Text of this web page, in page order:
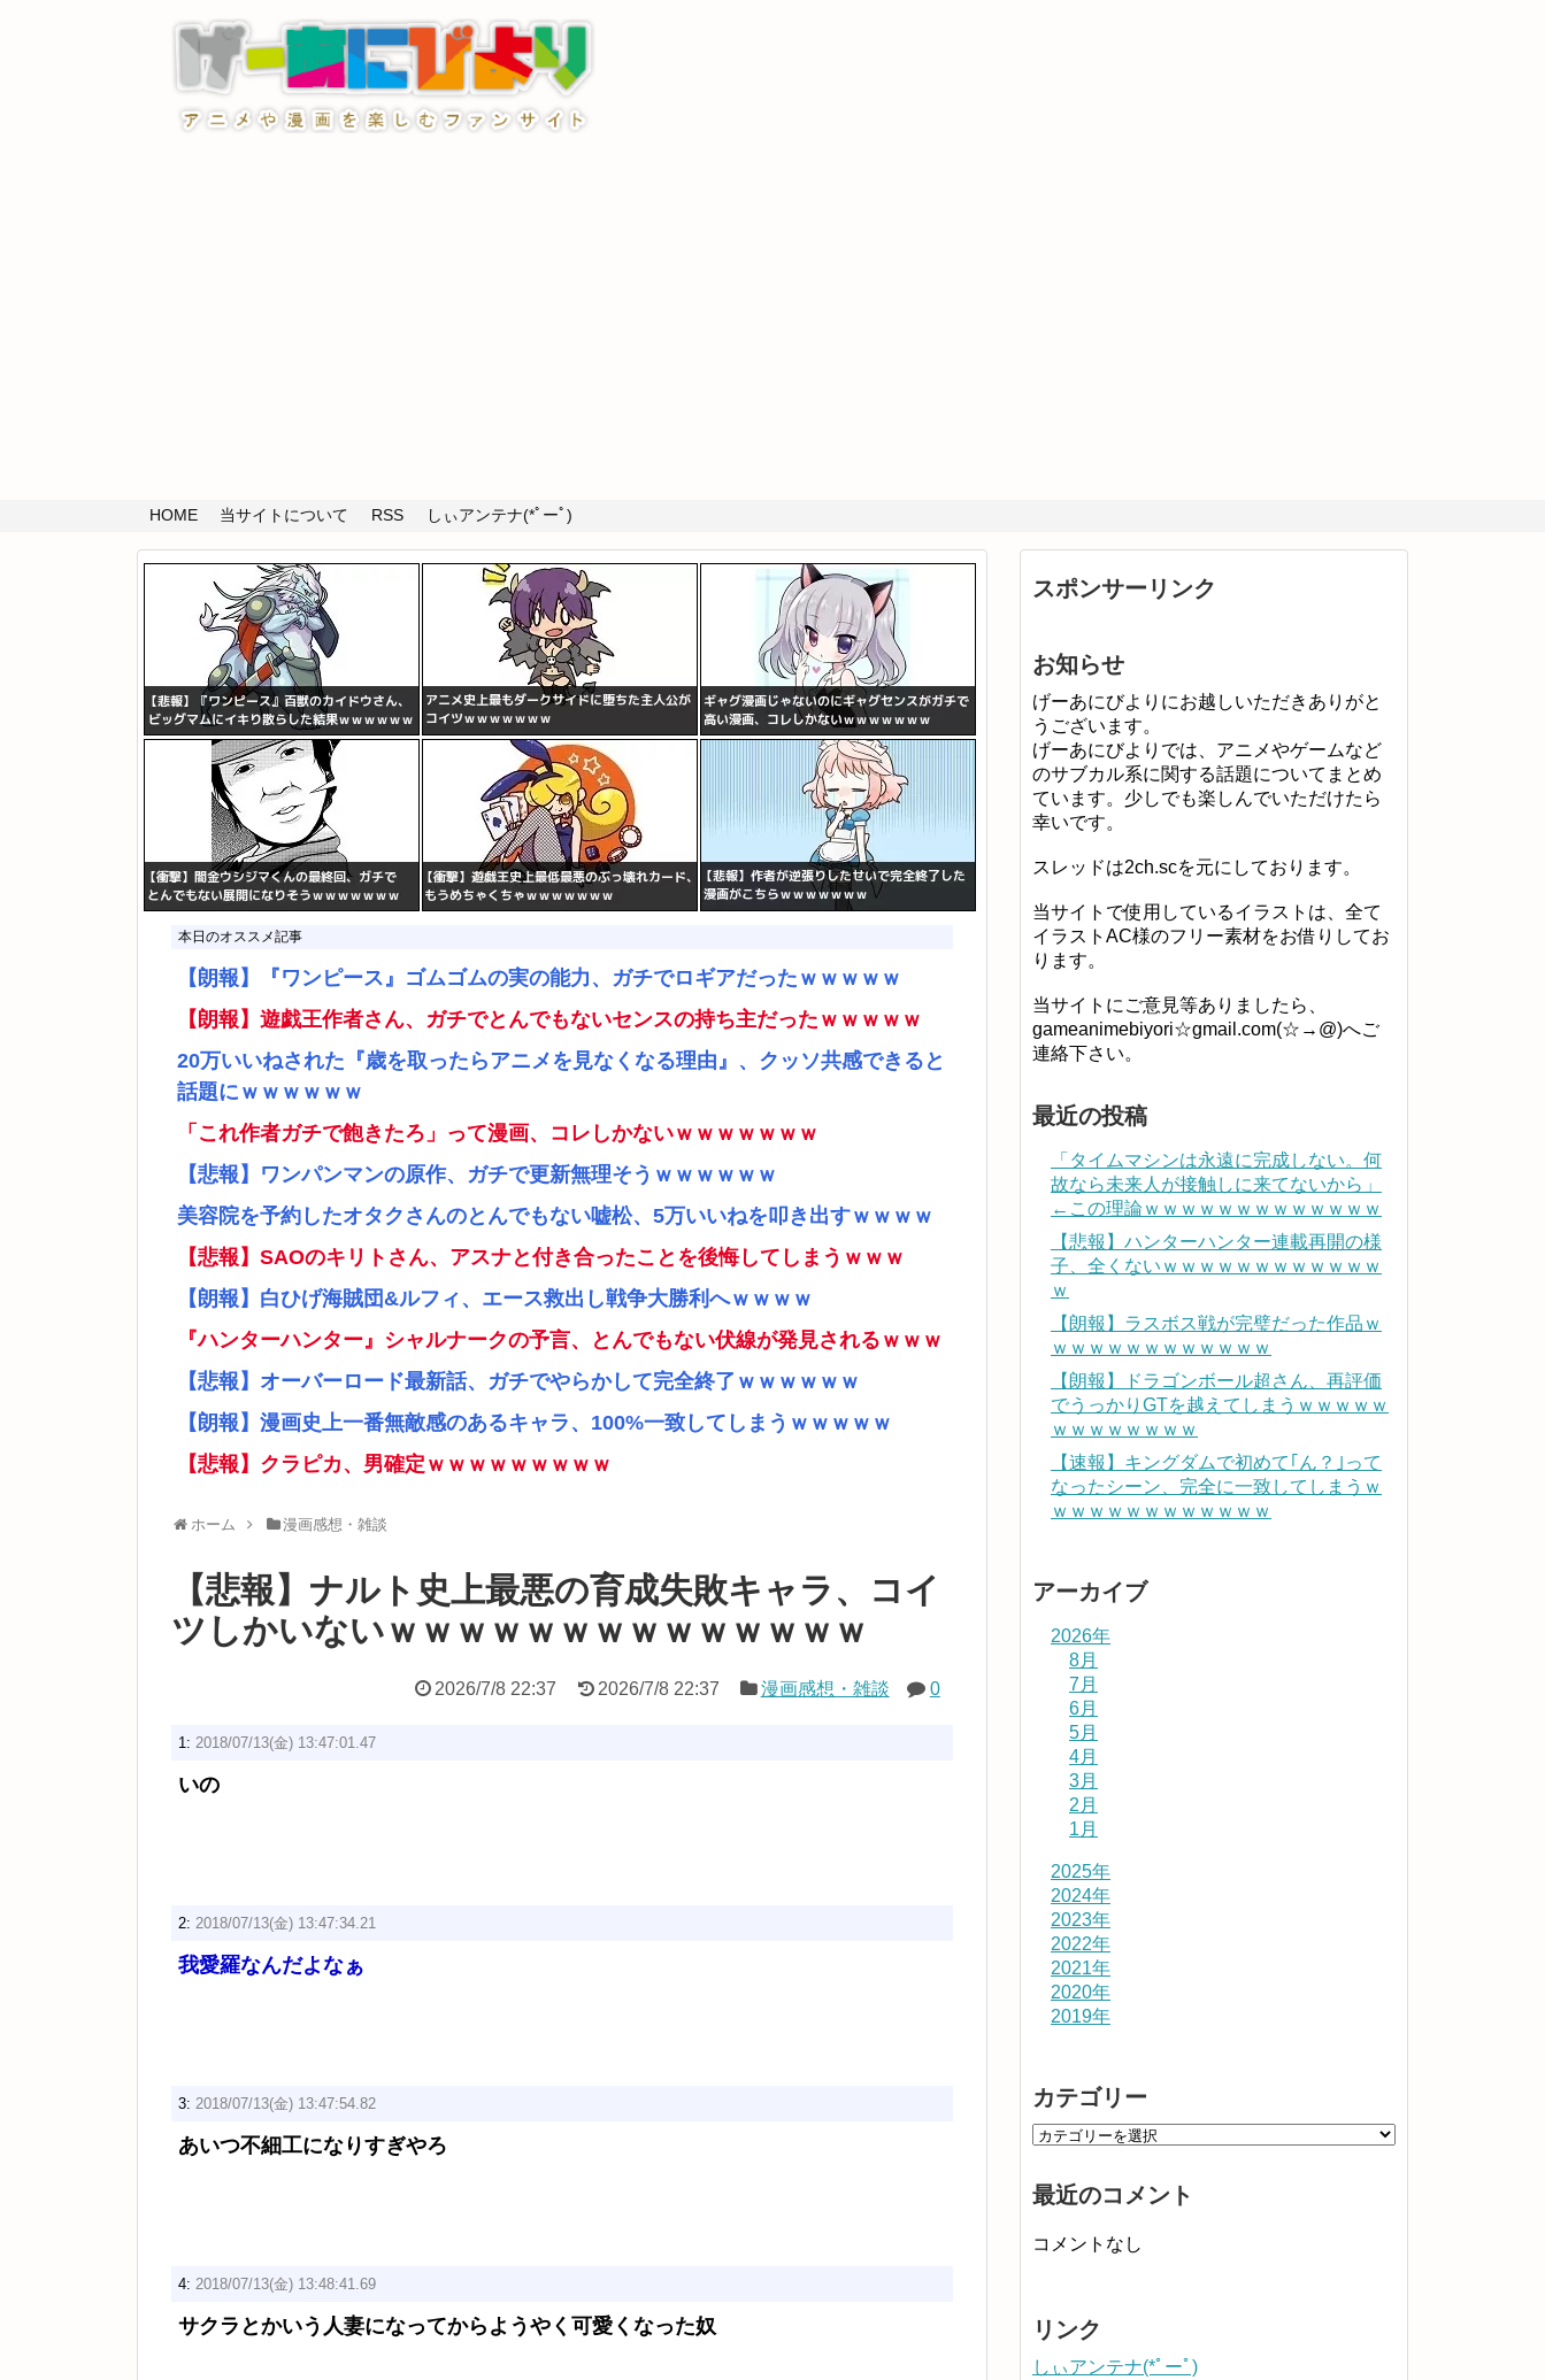
HOME 当サイトについて RSS しぃアンテナ(*ﾟーﾟ)
本日のオススメ記事
【朗報】『ワンピース』ゴムゴムの実の能力、ガチでロギアだったｗｗｗｗｗ
【朗報】遊戯王作者さん、ガチでとんでもないセンスの持ち主だったｗｗｗｗｗ
20万いいねされた『歳を取ったらアニメを見なくなる理由』、クッソ共感できると
話題にｗｗｗｗｗｗ
「これ作者ガチで飽きたろ」って漫画、コレしかないｗｗｗｗｗｗｗ
【悲報】ワンパンマンの原作、ガチで更新無理そうｗｗｗｗｗｗ
美容院を予約したオタクさんのとんでもない嘘松、5万いいねを叩き出すｗｗｗｗ
【悲報】SAOのキリトさん、アスナと付き合ったことを後悔してしまうｗｗｗ
【朗報】白ひげ海賊団&ルフィ、エース救出し戦争大勝利へｗｗｗｗ
『ハンターハンター』シャルナークの予言、とんでもない伏線が発見されるｗｗｗ
【悲報】オーバーロード最新話、ガチでやらかして完全終了ｗｗｗｗｗｗ
【朗報】漫画史上一番無敵感のあるキャラ、100%一致してしまうｗｗｗｗｗ
【悲報】クラピカ、男確定ｗｗｗｗｗｗｗｗｗ
ホーム 漫画感想・雑談
【悲報】ナルト史上最悪の育成失敗キャラ、コイ
ツしかいないｗｗｗｗｗｗｗｗｗｗｗｗｗｗ
2026/7/8 22:37 2026/7/8 22:37 漫画感想・雑談 0
1: 2018/07/13(金) 13:47:01.47
いの
2: 2018/07/13(金) 13:47:34.21
我愛羅なんだよなぁ
3: 2018/07/13(金) 13:47:54.82
あいつ不細工になりすぎやろ
4: 2018/07/13(金) 13:48:41.69
サクラとかいう人妻になってからようやく可愛くなった奴
スポンサーリンク
お知らせ
げーあにびよりにお越しいただきありがと
うございます。
げーあにびよりでは、アニメやゲームなど
のサブカル系に関する話題についてまとめ
ています。少しでも楽しんでいただけたら
幸いです。
スレッドは2ch.scを元にしております。
当サイトで使用しているイラストは、全て
イラストAC様のフリー素材をお借りしてお
ります。
当サイトにご意見等ありましたら、
gameanimebiyori☆gmail.com(☆→@)へご
連絡下さい。
最近の投稿
「タイムマシンは永遠に完成しない。何
故なら未来人が接触しに来てないから」
←この理論ｗｗｗｗｗｗｗｗｗｗｗｗｗ
【悲報】ハンターハンター連載再開の様
子、全くないｗｗｗｗｗｗｗｗｗｗｗｗ
ｗ
【朗報】ラスボス戦が完璧だった作品ｗ
ｗｗｗｗｗｗｗｗｗｗｗｗ
【朗報】ドラゴンボール超さん、再評価
でうっかりGTを越えてしまうｗｗｗｗｗ
ｗｗｗｗｗｗｗｗ
【速報】キングダムで初めて｢ん？｣って
なったシーン、完全に一致してしまうｗ
ｗｗｗｗｗｗｗｗｗｗｗｗ
アーカイブ
2026年
8月
7月
6月
5月
4月
3月
2月
1月
2025年
2024年
2023年
2022年
2021年
2020年
2019年
カテゴリー
最近のコメント
コメントなし
リンク
しぃアンテナ(*ﾟーﾟ)